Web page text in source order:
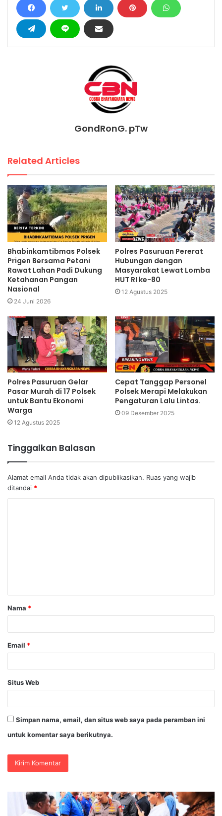
GondRonG. pTw
Related Articles
Bhabinkamtibmas Polsek
Prigen Bersama Petani
Rawat Lahan Padi Dukung
Ketahanan Pangan
Nasional
24 Juni 2026
Polres Pasuruan Pererat
Hubungan dengan
Masyarakat Lewat Lomba
HUT RI ke-80
12 Agustus 2025
Polres Pasuruan Gelar
Pasar Murah di 17 Polsek
untuk Bantu Ekonomi
Warga
12 Agustus 2025
Cepat Tanggap Personel
Polsek Merapi Melakukan
Pengaturan Lalu Lintas.
09 Desember 2025
Tinggalkan Balasan
Alamat email Anda tidak akan dipublikasikan. Ruas yang wajib
ditandai *
a
r
Nama *
Email *
Situs Web
Simpan nama, email, dan situs web saya pada peramban ini
untuk komentar saya berikutnya.
Pastikan